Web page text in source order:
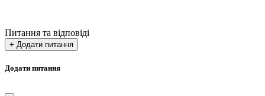
Питання та відповіді
+ Додати питання
Додати питання